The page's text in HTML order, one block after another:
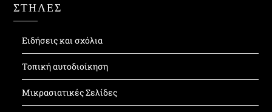
ΣΤΗΛΕΣ
Ειδήσεις και σχόλια
Τοπική αυτοδιοίκηση
Μικρασιατικές Σελίδες